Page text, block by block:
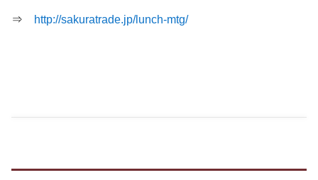
⇒ http://sakuratrade.jp/lunch-mtg/